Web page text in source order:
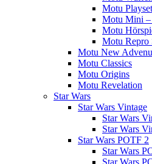
Motu
Motu Mini –
Motu
Motu Repro
Motu New
Motu Classics
Motu Origins
Motu Revelation
Star Wars
Star Wars Vintage
Star Wars
Star Wars
Star Wars POTF 2
Star Wars
Star Wars